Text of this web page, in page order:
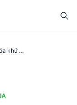
Hướng dẫn mua sắm kiểm định thiết bị đo Oxy hóa khử ORP